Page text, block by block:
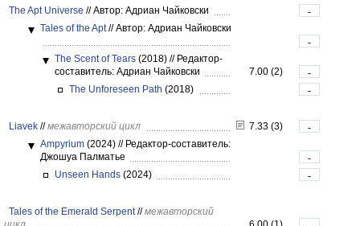
The Apt Universe //Автор: Адриан Чайковски
-
Tales of the Apt //Автор: Адриан Чайковски
-
The Scent of Tears (2018) //Редактор-
составитель: Адриан Чайковски
7.00 (2)
-
The Unforeseen Path (2018) -
Liavek // межавторский цикл 7.33 (3)
-
Ampyrium (2024) //Редактор-составитель:
Джошуа Палматье
-
Unseen Hands (2024) -
Tales of the Emerald Serpent // межавторский